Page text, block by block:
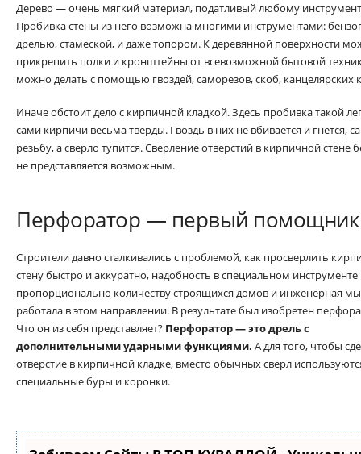
Дерево — очень мягкий материал, податливый любому
Пробивка стены из него возможна многими инструментами:
дрелью, стамеской, и даже топором. К деревянной поверхности
прикрепить полки и кронштейны от всевозможной бытовой
можно делать с помощью гвоздей, саморезов, скоб, канцелярских
Иначе обстоит дело с кирпичной кладкой. Здесь пробивка такой
сами кирпичи весьма тверды. Гвоздь в них не вбивается и гнется,
резьбу, а сверло тупится. Сверление отверстий в кирпичной
не представляется возможным.
Перфоратор — первый помощник
Строители давно сталкивались с проблемой, как просверлить
стену быстро и аккуратно, надобность в специальном инструменте
пропорционально количеству строящихся домов и инженерная
работала в этом направлении. В результате был изобретен
Что он из себя представляет? Перфоратор — это дрель с
дополнительными ударными функциями. А для того, чтобы
отверстие в кирпичной кладке, вместо обычных сверл
специальные буры и коронки.